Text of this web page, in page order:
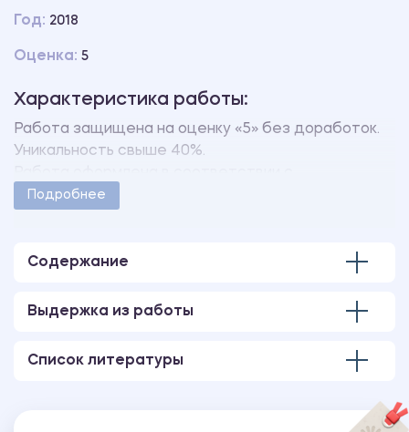
Год: 2018
Оценка: 5
Характеристика работы:
Работа защищена на оценку «5» без доработок.
Уникальность свыше 40%.
методическими указаниями учебного заведения.
Подробнее
Содержание
Выдержка из работы
Список литературы